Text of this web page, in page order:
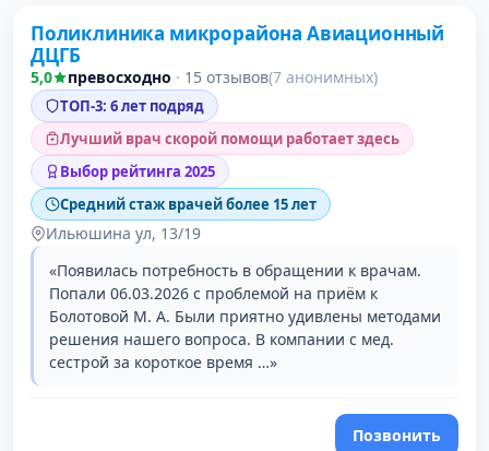
1 место в рейтинге
Поликлиника микрорайона Авиационный
ДЦГБ
5,0 превосходно · 15 отзывов(7 анонимных)
ТОП-3: 6 лет подряд
Лучший врач скорой помощи работает здесь
Выбор рейтинга 2025
Средний стаж врачей более 15 лет
Ильюшина ул, 13/19
«Появилась потребность в обращении к врачам.
Попали 06.03.2026 с проблемой на приём к
Болотовой М. А. Были приятно удивлены методами
решения нашего вопроса. В компании с мед.
сестрой за короткое время …»
Позвонить